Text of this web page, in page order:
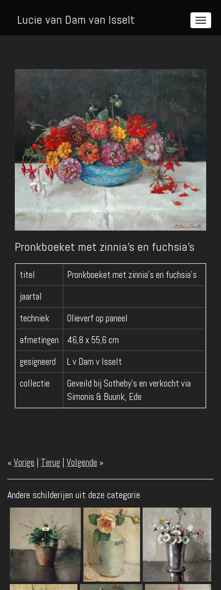
Lucie van Dam van Isselt
Pronkboeket met zinnia's en fuchsia's
titel
Pronkboeket met zinnia's en fuchsia's
jaartal
techniek
Olieverf op paneel
afmetingen
46,8 x 55,6 cm
gesigneerd
L v Dam v Isselt
collectie
Geveild bij Sotheby's en verkocht via
Simonis & Buunk, Ede
« Vorige | Terug | Volgende »
Andere schilderijen uit deze categorie